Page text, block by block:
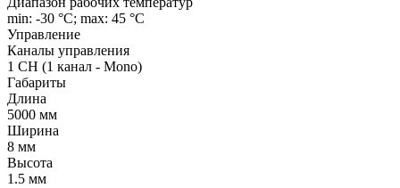
min: -30 °C; max: 45 °C
Управление
Каналы управления
1 CH (1 канал - Mono)
Габариты
Длина
5000 мм
Ширина
8 мм
Высота
1.5 мм